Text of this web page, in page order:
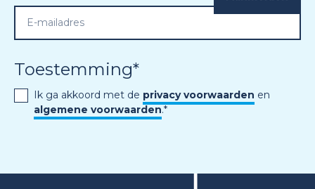
Toestemming*
Ik ga akkoord met de privacy voorwaarden en
algemene voorwaarden.*